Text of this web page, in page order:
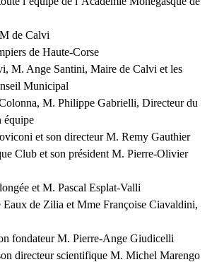
de Calvi
de Haute-Corse
M. Ange Santini, Maire de Calvi et les
Municipal
M. Philippe Gabrielli, Directeur du
équipe
et son directeur M. Remy Gauthier
Club et son président M. Pierre-Olivier
et M. Pascal Esplat-Valli
Eaux de Zilia et Mme Françoise Ciavaldini,
fondateur M. Pierre-Ange Giudicelli
directeur scientifique M. Michel Marengo